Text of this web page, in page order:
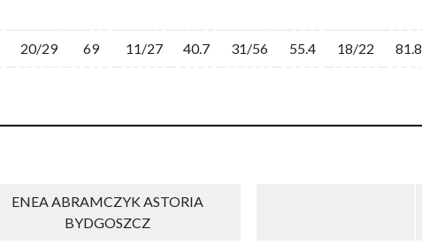
20/29 69 11/27 40.7 31/56 55.4 18/22 81.8
ENEA ABRAMCZYK ASTORIA
BYDGOSZCZ